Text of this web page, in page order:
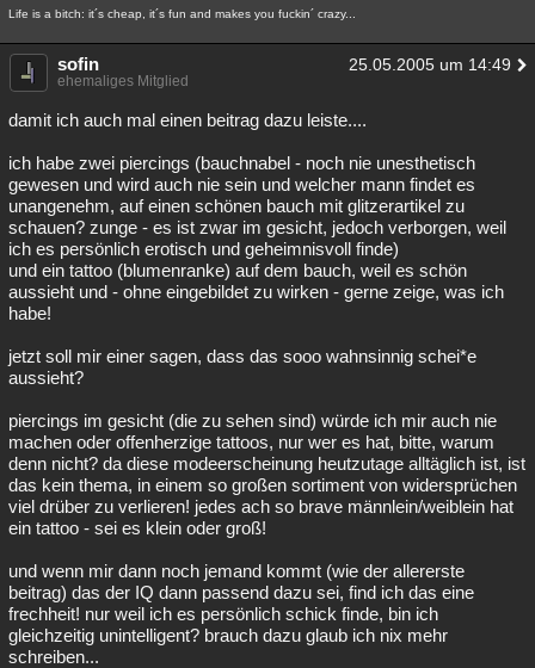
Life is a bitch: it´s cheap, it´s fun and makes you fuckin´ crazy...
sofin 25.05.2005 um 14:49
ehemaliges Mitglied
damit ich auch mal einen beitrag dazu leiste....
ich habe zwei piercings (bauchnabel - noch nie unesthetisch
gewesen und wird auch nie sein und welcher mann findet es
unangenehm, auf einen schönen bauch mit glitzerartikel zu
schauen? zunge - es ist zwar im gesicht, jedoch verborgen, weil
ich es persönlich erotisch und geheimnisvoll finde)
und ein tattoo (blumenranke) auf dem bauch, weil es schön
aussieht und - ohne eingebildet zu wirken - gerne zeige, was ich
habe!
jetzt soll mir einer sagen, dass das sooo wahnsinnig schei*e
aussieht?
piercings im gesicht (die zu sehen sind) würde ich mir auch nie
machen oder offenherzige tattoos, nur wer es hat, bitte, warum
denn nicht? da diese modeerscheinung heutzutage alltäglich ist, ist
das kein thema, in einem so großen sortiment von widersprüchen
viel drüber zu verlieren! jedes ach so brave männlein/weiblein hat
ein tattoo - sei es klein oder groß!
und wenn mir dann noch jemand kommt (wie der allererste
beitrag) das der IQ dann passend dazu sei, find ich das eine
frechheit! nur weil ich es persönlich schick finde, bin ich
gleichzeitig unintelligent? brauch dazu glaub ich nix mehr
schreiben...